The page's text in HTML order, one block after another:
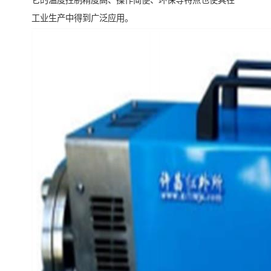
工业生产中得到广泛应用。